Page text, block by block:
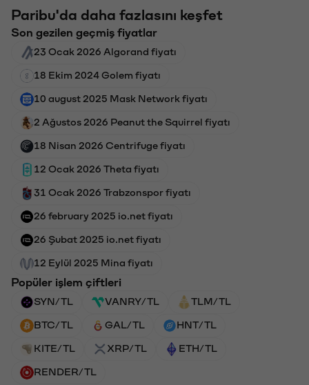
Paribu'da daha fazlasını keşfet
Son gezilen geçmiş fiyatlar
23 Ocak 2026 Algorand fiyatı
18 Ekim 2024 Golem fiyatı
10 august 2025 Mask Network fiyatı
2 Ağustos 2026 Peanut the Squirrel fiyatı
18 Nisan 2026 Centrifuge fiyatı
12 Ocak 2026 Theta fiyatı
31 Ocak 2026 Trabzonspor fiyatı
26 february 2025 io.net fiyatı
26 Şubat 2025 io.net fiyatı
12 Eylül 2025 Mina fiyatı
Popüler işlem çiftleri
SYN/TL VANRY/TL TLM/TL
BTC/TL GAL/TL HNT/TL
KITE/TL XRP/TL ETH/TL
RENDER/TL